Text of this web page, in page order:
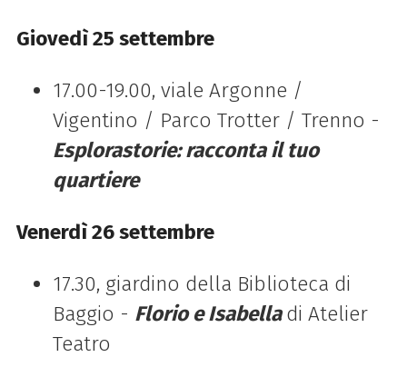
Giovedì 25 settembre
17.00-19.00, viale Argonne /
Vigentino / Parco Trotter / Trenno -
Esplorastorie: racconta il tuo
quartiere
Venerdì 26 settembre
17.30, giardino della Biblioteca di
Baggio - Florio e Isabelladi Atelier
Teatro